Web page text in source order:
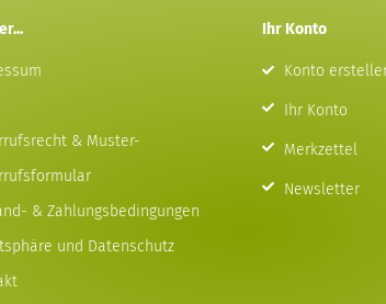
& Muster-
& Zahlungsbedingungen
und Datenschutz
Ihr Konto
Konto
Ihr Konto
Merkzettel
Newsletter